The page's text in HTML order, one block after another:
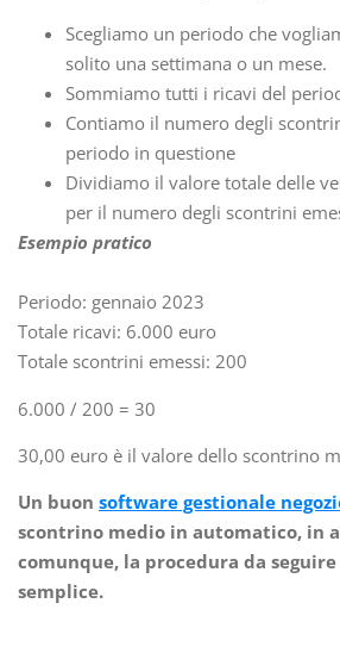
Scegliamo un periodo che
solito una settimana o un mese.
Sommiamo tutti i ricavi del
Contiamo il numero degli
periodo in questione
Dividiamo il valore totale delle
per il numero degli scontrini
Esempio pratico
Periodo: gennaio 2023
Totale ricavi: 6.000 euro
Totale scontrini emessi: 200
6.000 / 200 = 30
30,00 euro è il valore dello scontrino
Un buon software gestionale
scontrino medio in automatico, in
comunque, la procedura da
semplice.